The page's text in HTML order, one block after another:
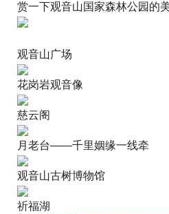
赏一下观音山国家森林公园的
观音山广场
花岗岩观音像
慈云阁
月老台——千里姻缘一线牵
观音山古树博物馆
祈福湖